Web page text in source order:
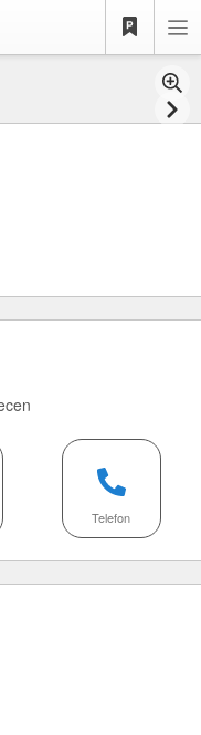
Telefon